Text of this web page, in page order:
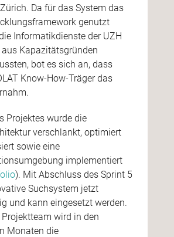
Da für das System das
genutzt
Informatikdienste der UZH
Kapazitätsgründen
bot es sich an, dass
Know-How-Träger das
Projektes wurde die
verschlankt, optimiert
sowie eine
implementiert
). Mit Abschluss des Sprint 5
Suchsystem jetzt
und kann eingesetzt werden.
wird in den
Monaten die